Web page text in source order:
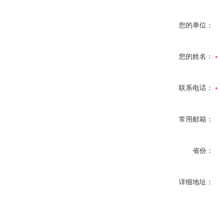
您的单位：
您的姓名：
联系电话：
常用邮箱：
省份：
详细地址：